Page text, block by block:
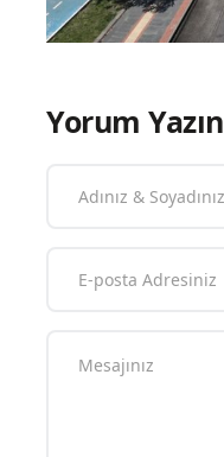
Yorum Yazın